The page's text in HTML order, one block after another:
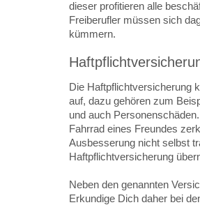
dieser profitieren alle
Freiberufler müssen sich
kümmern.
Die Haftpflichtversicherung
auf, dazu gehören zum
und auch
Fahrrad eines Freundes
Ausbesserung nicht selbst
Haftpflichtversicherung
Neben den genannten
Erkundige Dich daher bei